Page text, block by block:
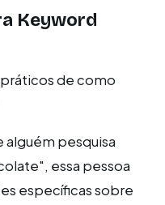
Keyword
de como
alguém pesquisa
essa pessoa
específicas sobre